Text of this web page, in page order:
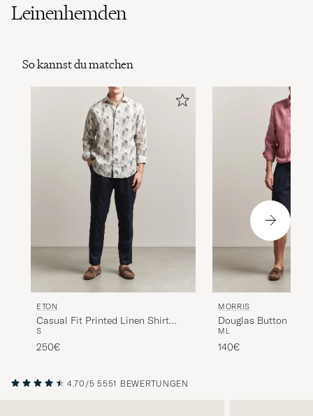
Leinenhemden
So kannst du matchen
ETON
Casual Fit Printed Linen Shirt
Multi
S
250€
MORRIS
Douglas Button
Pink
M L
140€
4.70/5 5551 BEWERTUNGEN